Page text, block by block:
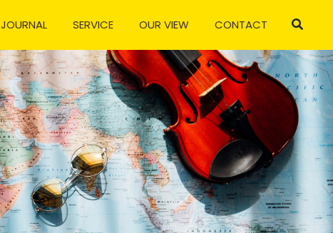
JOURNAL SERVICE OUR VIEW CONTACT